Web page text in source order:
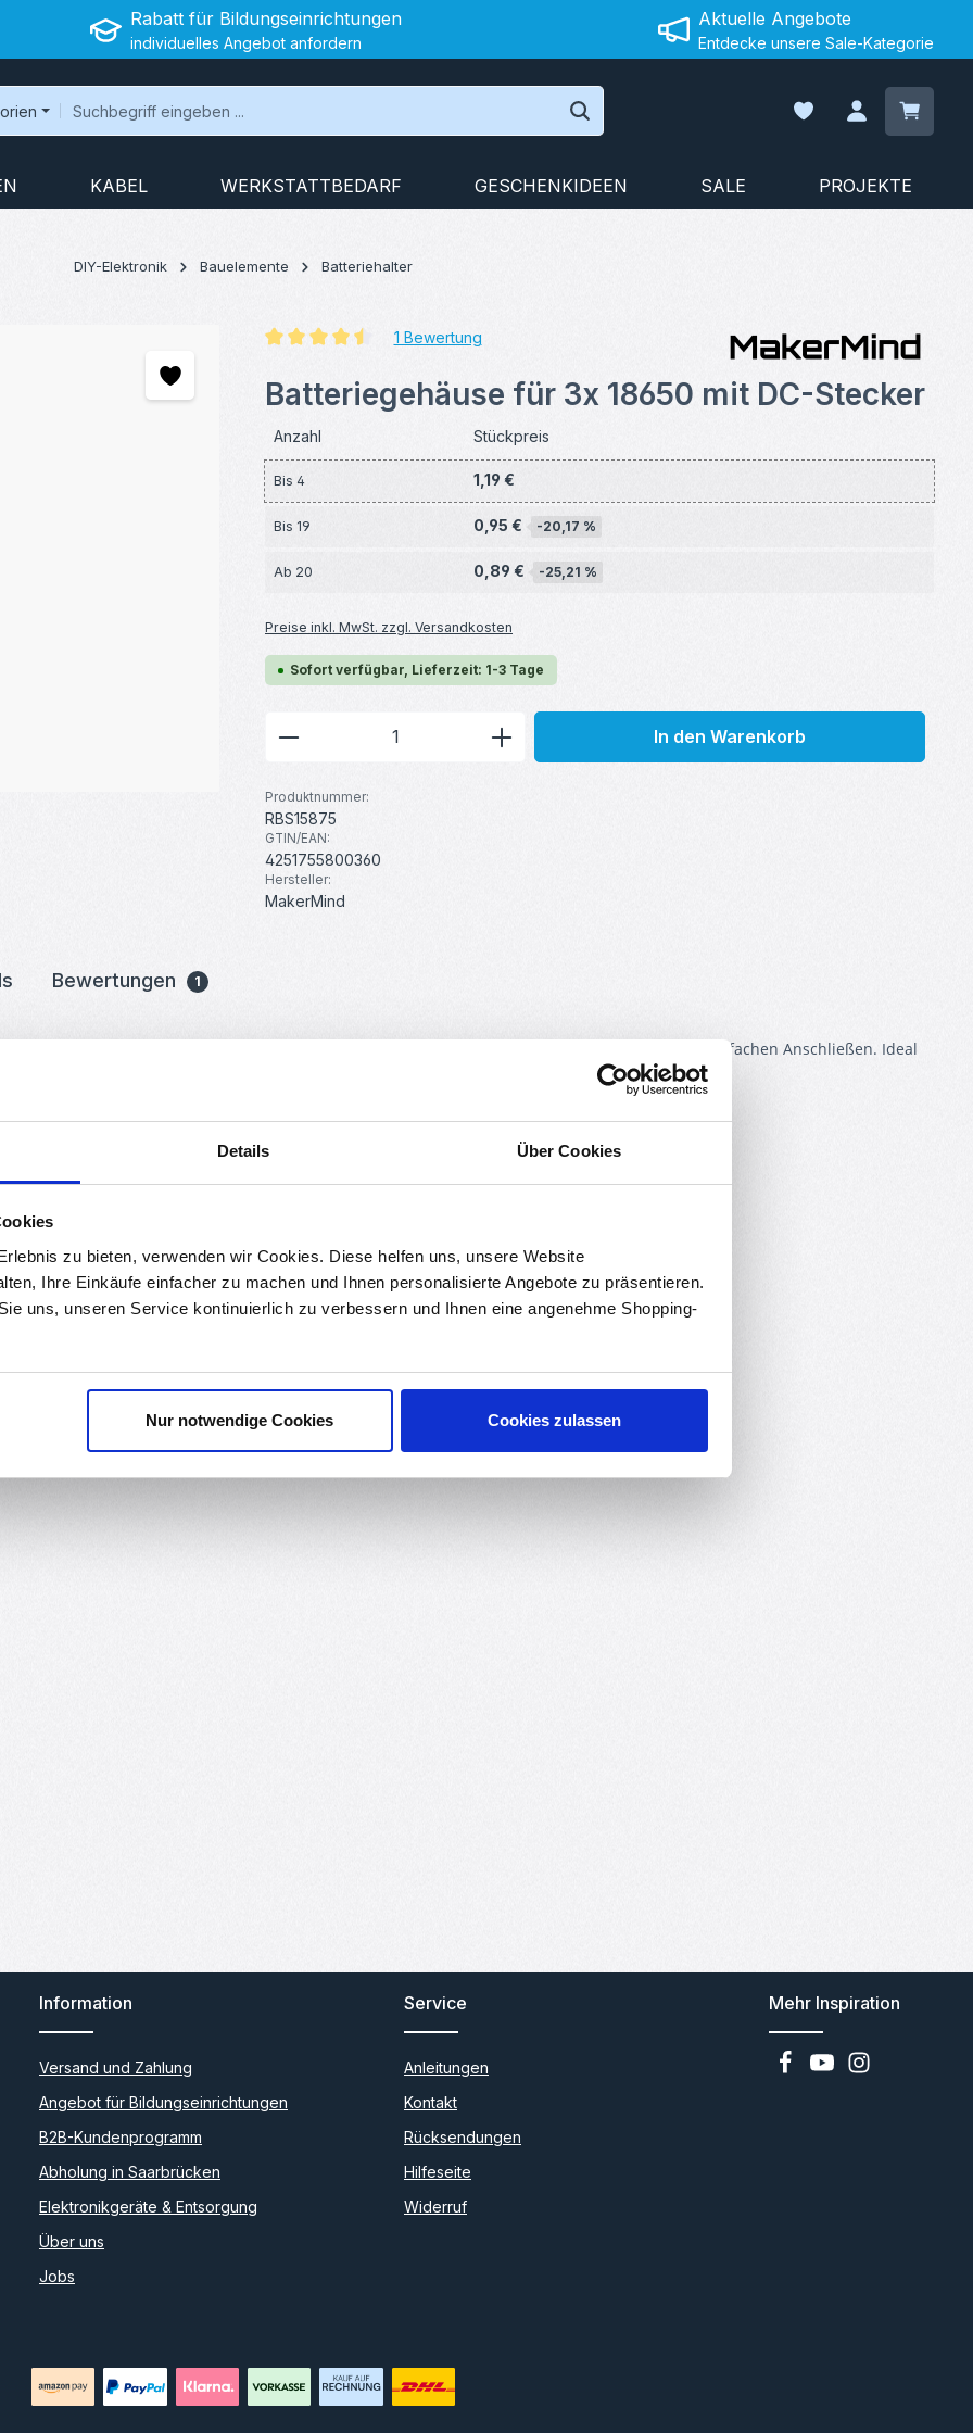
Details Über Cookies
zu bieten, verwenden wir Cookies. Diese helfen uns, unsere Website
Ihre Einkäufe einfacher zu machen und Ihnen personalisierte Angebote zu präsentieren.
uns, unseren Service kontinuierlich zu verbessern und Ihnen eine angenehme Shopping-
Nur notwendige Cookies Cookies zulassen
Rabatt für Bildungseinrichtungen
individuelles Angebot anfordern
Aktuelle Angebote
Entdecke unsere Sale-Kategorie
Du hast 0 Produkte
KABEL WERKSTATTBEDARF GESCHENKIDEEN SALE PROJEKTE
DIY-Elektronik Bauelemente Batteriehalter
1 Bewertung
Batteriegehäuse für 3x 18650 mit DC-Stecker
Anzahl Stückpreis
Bis 4 1,19 €
Bis 19 0,95 € -20,17 %
Ab 20 0,89 € -25,21 %
Preise inkl. MwSt. zzgl. Versandkosten
Sofort verfügbar, Lieferzeit: 1-3 Tage
Produkt Anzahl: Gib den gewünschten Wert ein oder
In den Warenkorb
Produktnummer:
RBS15875
GTIN/EAN:
4251755800360
Hersteller:
MakerMind
Bewertungen 1
mit DC 3.7V. Die Box besteht aus ABS-Kunststoff und besitzt einen DC-Hohlstecker zum einfachen Anschließen. Ideal
Deutschland, info@roboter-bausatz.de
Information
Versand und Zahlung
Angebot für Bildungseinrichtungen
B2B-Kundenprogramm
Abholung in Saarbrücken
Elektronikgeräte & Entsorgung
Über uns
Jobs
Service
Anleitungen
Kontakt
Rücksendungen
Hilfeseite
Widerruf
Mehr Inspiration